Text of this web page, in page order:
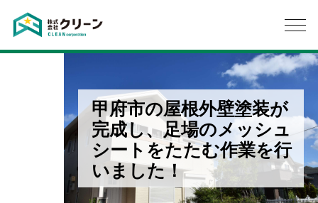
甲府市の屋根外壁塗装が
完成し、足場のメッシュ
シートをたたむ作業を行
いました！